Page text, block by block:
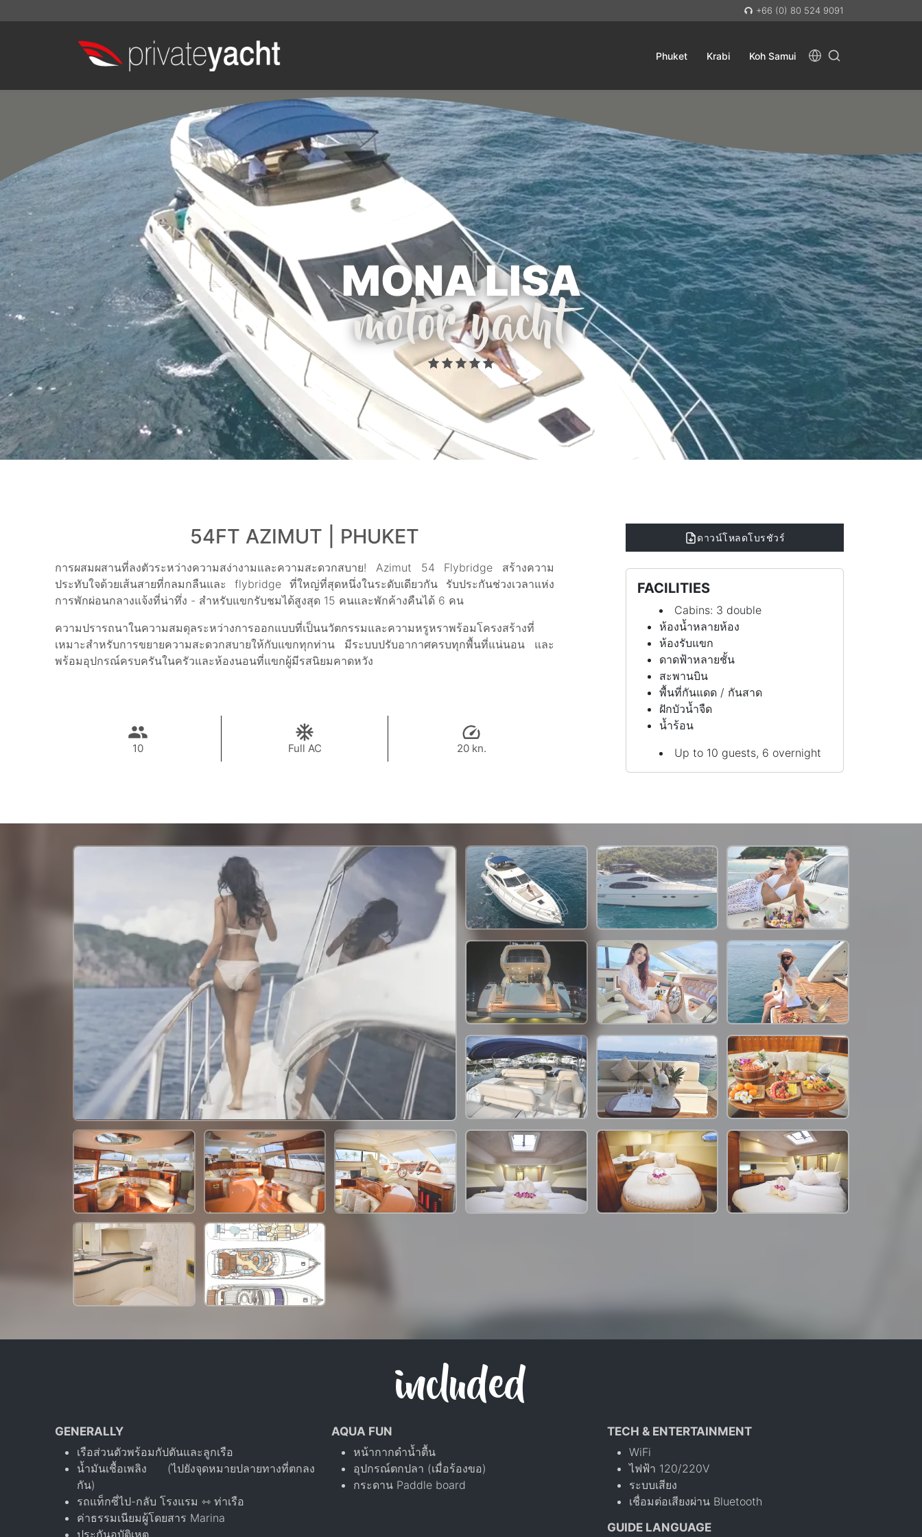
+66 (0) 80 524 9091
Phuket Krabi Koh Samui
MONA LISA
motor yacht
54FT AZIMUT | PHUKET
การผสมผสานที่ลงตัวระหว่างความสง่างามและความสะดวกสบาย! Azimut 54 Flybridge สร้างความ
ประทับใจด้วยเส้นสายที่กลมกลืนและ flybridge ที่ใหญ่ที่สุดหนึ่งในระดับเดียวกัน รับประกันช่วงเวลาแห่ง
การพักผ่อนกลางแจ้งที่น่าทึ่ง - สำหรับแขกรับชมได้สูงสุด 15 คนและพักค้างคืนได้ 6 คน
ความปรารถนาในความสมดุลระหว่างการออกแบบที่เป็นนวัตกรรมและความหรูหราพร้อมโครงสร้างที่
เหมาะสำหรับการขยายความสะดวกสบายให้กับแขกทุกท่าน มีระบบปรับอากาศครบทุกพื้นที่แน่นอน และ
พร้อมอุปกรณ์ครบครันในครัวและห้องนอนที่แขกผู้มีรสนิยมคาดหวัง
10 Full AC 20 kn.
148,300 THB
ดาวน์โหลดโบรชัวร์
FACILITIES
Cabins: 3 double
ห้องน้ำหลายห้อง
ห้องรับแขก
ดาดฟ้าหลายชั้น
สะพานบิน
พื้นที่กันแดด / กันสาด
ฝักบัวน้ำจืด
น้ำร้อน
Up to 10 guests, 6 overnight
included
GENERALLY
เรือส่วนตัวพร้อมกัปตันและลูกเรือ
น้ำมันเชื้อเพลิง (ไปยังจุดหมายปลายทางที่ตกลง
กัน)
รถแท็กซี่ไป-กลับ โรงแรม ⇿ ท่าเรือ
ค่าธรรมเนียมผู้โดยสาร Marina
ประกันอุบัติเหตุ
AQUA FUN
หน้ากากดำน้ำตื้น
อุปกรณ์ตกปลา (เมื่อร้องขอ)
กระดาน Paddle board
TECH & ENTERTAINMENT
WiFi
ไฟฟ้า 120/220V
ระบบเสียง
เชื่อมต่อเสียงผ่าน Bluetooth
GUIDE LANGUAGE